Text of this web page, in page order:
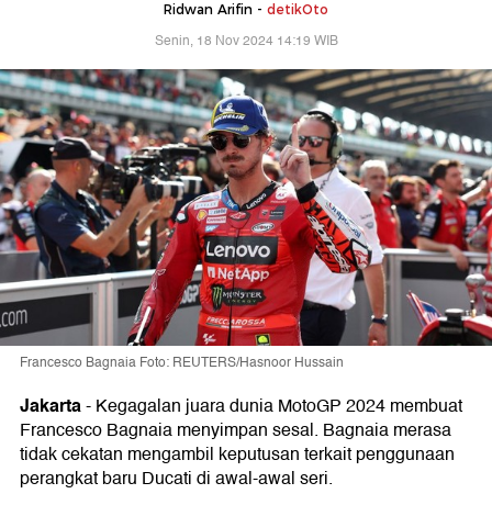
Ridwan Arifin - detikOto
Senin, 18 Nov 2024 14:19 WIB
Francesco Bagnaia Foto: REUTERS/Hasnoor Hussain
Jakarta-Kegagalan juara dunia MotoGP 2024 membuat
Francesco Bagnaia menyimpan sesal. Bagnaia merasa
tidak cekatan mengambil keputusan terkait penggunaan
perangkat baru Ducati di awal-awal seri.